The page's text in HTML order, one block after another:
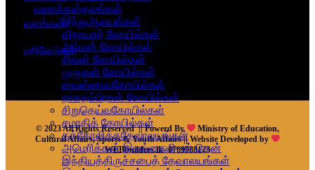
வணக்கஸ்தலங்கள்
இந்துஆலயங்கள்
விநாயகர் கோயில்கள்
அம்மன் கோயில்கள்
சிவன் கோயில்கள்
முருகன் கோயில்கள்
வைஸ்ணவகோயில்கள்
நாகதம்பிரான் கோயில்கள்
சிறுதெய்வகோயில்கள்
சமாதிக் கோயில்கள்
கத்தோலிக்கதேவாலயங்கள்
அமெரிக்கன் இலங்கைமி~ன் தென்
இந்தியத்திருச்சபைத் தேவாலயங்கள்
வளங்கள்
பதிவேடுகள்
© 2023 All Rights Reserved || Powerd By
Ministry of Education,
Cultural Affairs, Sports & Youth Affairs || Website Developed by
WEBbuilders.lk- 0769988123